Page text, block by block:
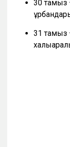
30 тамыз
31 тамыз